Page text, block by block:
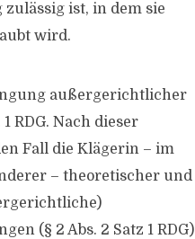
ist, in dem sie
wird.
außergerichtlicher
RDG. Nach dieser
Fall die Klägerin – im
– theoretischer und
(§ 2 Abs. 2 Satz 1 RDG)